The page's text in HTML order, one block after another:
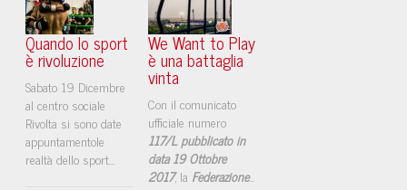
Quando lo sport
è rivoluzione
Sabato 19 Dicembre
al centro sociale
Rivolta si sono date
appuntamentole
realtà dello sport...
We Want to Play
è una battaglia
vinta
Con il comunicato
ufficiale numero
117/L pubblicato in
data 19 Ottobre
2017, la Federazione...